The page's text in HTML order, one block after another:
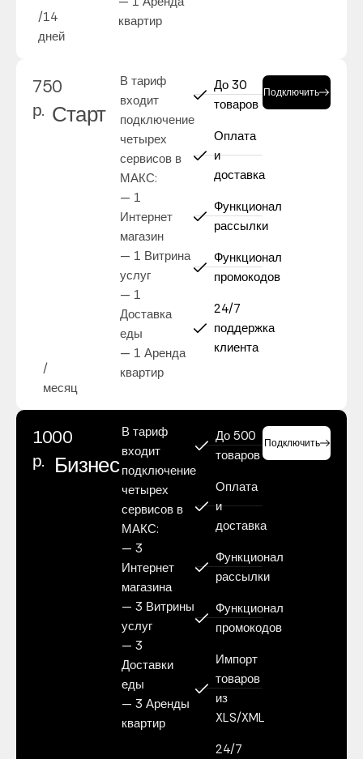
/14
дней
квартир
750
р.
/
месяц
Старт
В тариф
входит
подключение
четырех
сервисов в
МАКС:
— 1
Интернет
магазин
— 1 Витрина
услуг
— 1
Доставка
еды
— 1 Аренда
квартир
До 30
товаров
Оплата
и
доставка
Функционал
рассылки
Функционал
промокодов
24/7
поддержка
клиента
Подключить
1000
р. Бизнес
В тариф
входит
подключение
четырех
сервисов в
МАКС:
— 3
Интернет
магазина
— 3 Витрины
услуг
— 3
Доставки
еды
— 3 Аренды
квартир
До 500
товаров
Оплата
и
доставка
Функционал
рассылки
Функционал
промокодов
Импорт
товаров
из
XLS/XML
24/7
Подключить